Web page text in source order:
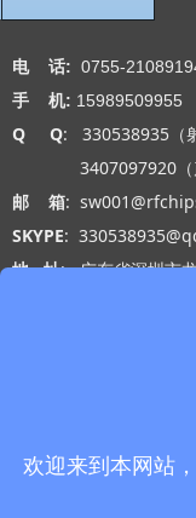
电 话: 0755-
手 机: 15989509955
Q Q: 330538935（
3407097920（产
邮 箱:
SKYPE:
地 址: 广东省深圳市
欢迎来到本网站